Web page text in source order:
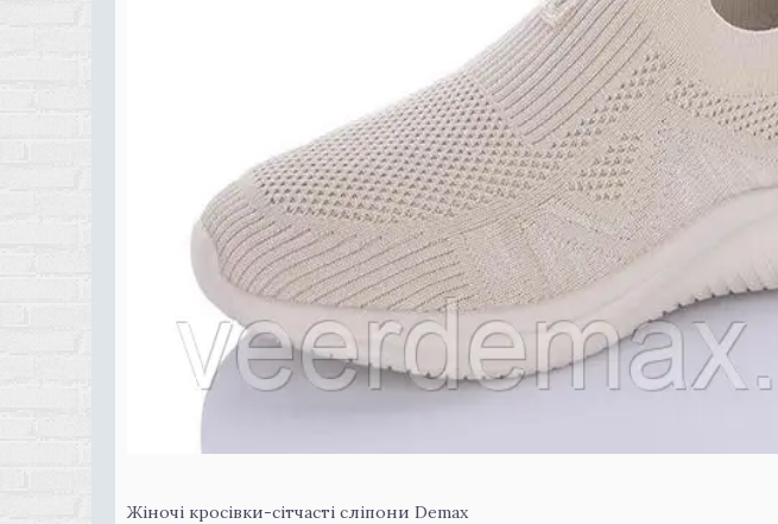
Жіночі кросівки-сітчасті сліпони Demax